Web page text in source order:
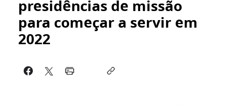
presidências de missão
para começar a servir em
2022